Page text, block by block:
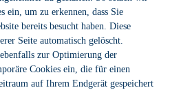
ein, um zu erkennen, dass Sie
bereits besucht haben. Diese
Seite automatisch gelöscht.
zur Optimierung der
Cookies ein, die für einen
auf Ihrem Endgerät gespeichert